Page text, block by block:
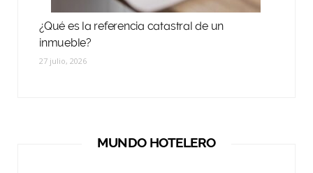
¿Qué es la referencia catastral de un
inmueble?
27 julio, 2026
MUNDO HOTELERO